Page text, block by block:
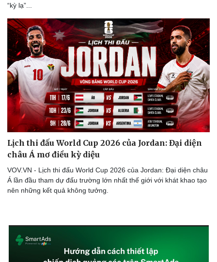
“kỳ lạ”...
Lịch thi đấu World Cup 2026 của Jordan: Đại diện
châu Á mơ điều kỳ diệu
VOV.VN - Lịch thi đấu World Cup 2026 của Jordan: Đại diện châu
Á lần đầu tham dự đấu trường lớn nhất thế giới với khát khao tạo
nên những kết quả không tưởng.